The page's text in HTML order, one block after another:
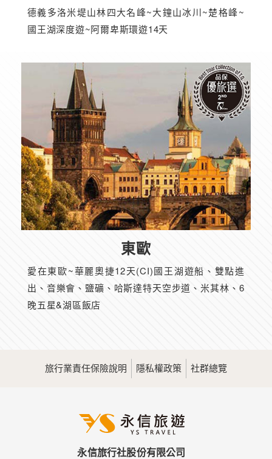
德義多洛米堤山林四大名峰~大鐘山冰川~楚格峰~
國王湖深度遊~阿爾卑斯環遊14天
東歐
愛在東歐~華麗奧捷12天(CI)國王湖遊船、雙點進
出、音樂會、鹽礦、哈斯達特天空步道、米其林、6
晚五星&湖區飯店
旅行業責任保險說明 隱私權政策 社群總覽
永信旅行社股份有限公司